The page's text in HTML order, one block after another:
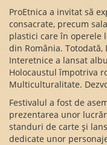
ProEtnica a invitat să
consacrate, precum
plastici care în operele
din România.
Interetnice a lansat
Holocaustul împotriva
Multiculturalitate.
Festivalul a fost de
prezentarea unor
standuri de carte și
dedicate unor